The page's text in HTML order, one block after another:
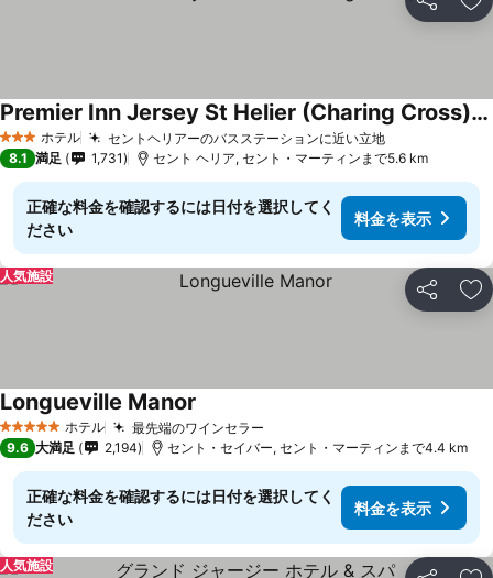
シェア お
3 ホテルのランク
ホテル セントヘリアーのバスステーションに近い立地
Premier Inn Jersey St Helier (Charing Cross) hotel
8.1 満足 1,731 セント ヘリア, セント・マーティンまで5.6 km
正確な料金を確認するには日付を選択してく
ださい
料金を表示
シェア お
人気施設
5 ホテルのランク
ホテル 最先端のワインセラー
Longueville Manor
9.6 大満足 2,194 セント・セイバー, セント・マーティンまで4.4 km
正確な料金を確認するには日付を選択してく
ださい
料金を表示
人気施設